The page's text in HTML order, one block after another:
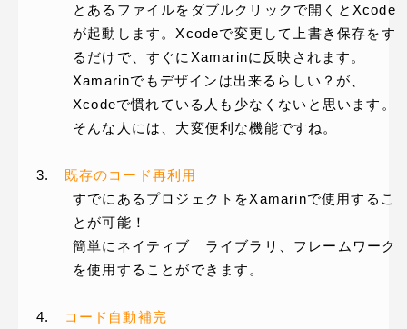
とあるファイルをダブルクリックで開くとXcode
が起動します。Xcodeで変更して上書き保存をす
るだけで、すぐにXamarinに反映されます。
Xamarinでもデザインは出来るらしい？が、
Xcodeで慣れている人も少なくないと思います。
そんな人には、大変便利な機能ですね。
3. 既存のコード再利用
すでにあるプロジェクトをXamarinで使用するこ
とが可能！
簡単にネイティブ ライブラリ、フレームワーク
を使用することができます。
4.
コード自動補完